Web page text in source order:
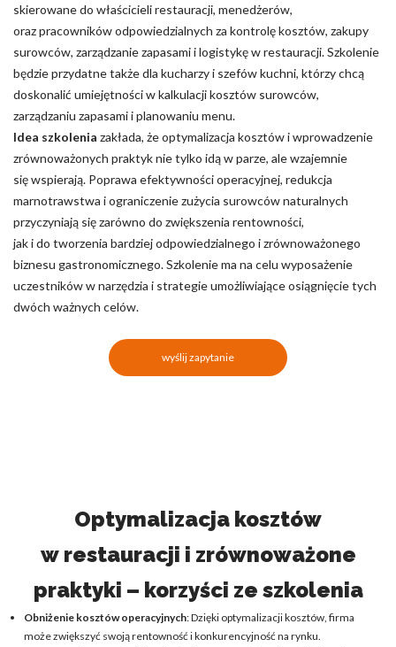
skierowane do właścicieli restauracji, menedżerów,
oraz pracowników odpowiedzialnych za kontrolę kosztów, zakupy
surowców, zarządzanie zapasami i logistykę w restauracji. Szkolenie
będzie przydatne także dla kucharzy i szefów kuchni, którzy chcą
doskonalić umiejętności w kalkulacji kosztów surowców,
zarządzaniu zapasami i planowaniu menu.
Idea szkolenia zakłada, że optymalizacja kosztów i wprowadzenie
zrównoważonych praktyk nie tylko idą w parze, ale wzajemnie
się wspierają. Poprawa efektywności operacyjnej, redukcja
marnotrawstwa i ograniczenie zużycia surowców naturalnych
przyczyniają się zarówno do zwiększenia rentowności,
jak i do tworzenia bardziej odpowiedzialnego i zrównoważonego
biznesu gastronomicznego. Szkolenie ma na celu wyposażenie
uczestników w narzędzia i strategie umożliwiające osiągnięcie tych
dwóch ważnych celów.
wyślij zapytanie
Optymalizacja kosztów
w restauracji i zrównoważone
praktyki – korzyści ze szkolenia
Obniżenie kosztów operacyjnych: Dzięki optymalizacji kosztów, firma
może zwiększyć swoją rentowność i konkurencyjność na rynku.